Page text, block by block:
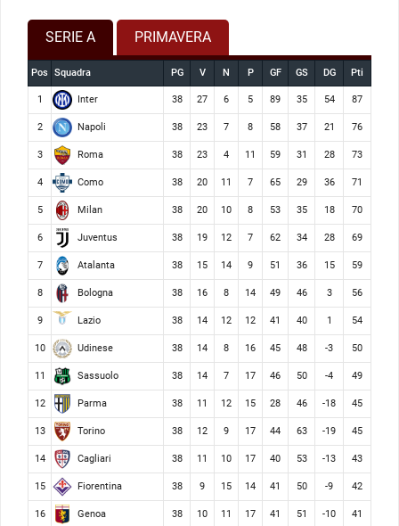
SERIE A PRIMAVERA
Pos Squadra PG V N P GF GS DG Pti
1 Inter 38 27 6 5 89 35 54 87
2 Napoli 38 23 7 8 58 37 21 76
3 Roma 38 23 4 11 59 31 28 73
4 Como 38 20 11 7 65 29 36 71
5 Milan 38 20 10 8 53 35 18 70
6 Juventus 38 19 12 7 62 34 28 69
7 Atalanta 38 15 14 9 51 36 15 59
8 Bologna 38 16 8 14 49 46 3 56
9 Lazio 38 14 12 12 41 40 1 54
10 Udinese 38 14 8 16 45 48 -3 50
11 Sassuolo 38 14 7 17 46 50 -4 49
12 Parma 38 11 12 15 28 46 -18 45
13 Torino 38 12 9 17 44 63 -19 45
14 Cagliari 38 11 10 17 40 53 -13 43
15 Fiorentina 38 9 15 14 41 50 -9 42
16 Genoa 38 10 11 17 41 51 -10 41